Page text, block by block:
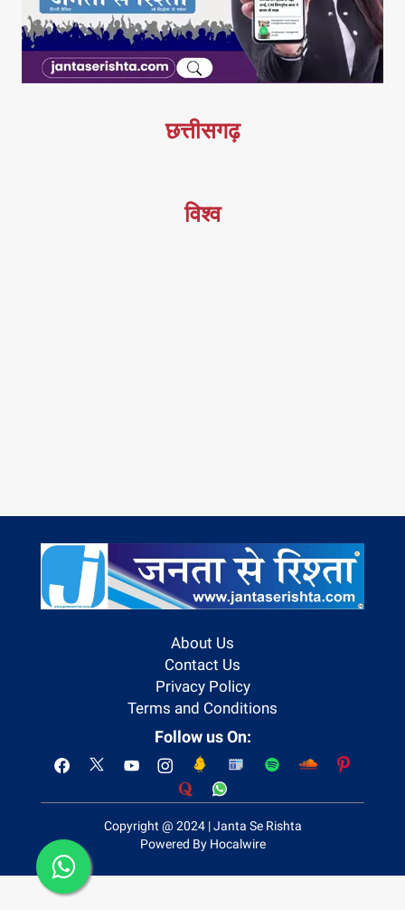
छत्तीसगढ़
विश्व
About Us
Contact Us
Privacy Policy
Terms and Conditions
Follow us On:
Copyright @ 2024 | Janta Se Rishta
Powered By Hocalwire